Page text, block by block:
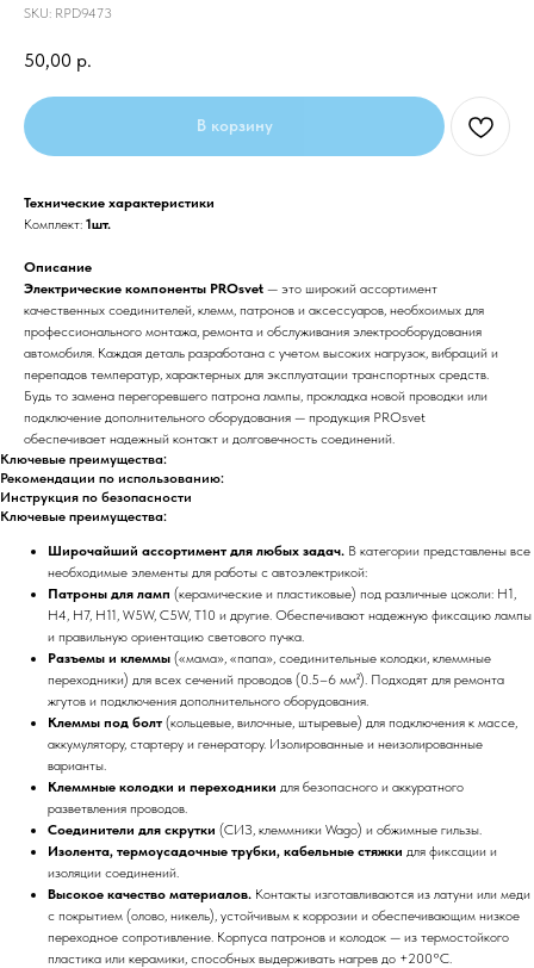
SKU: RPD9473
50,00 р.
В корзину
Технические характеристики
Комплект: 1шт.
Описание
Электрические компоненты PROsvet — это широкий ассортимент
качественных соединителей, клемм, патронов и аксессуаров, необхоимых для
профессионального монтажа, ремонта и обслуживания электрооборудования
автомобиля. Каждая деталь разработана с учетом высоких нагрузок, вибраций и
перепадов температур, характерных для эксплуатации транспортных средств.
Будь то замена перегоревшего патрона лампы, прокладка новой проводки или
подключение дополнительного оборудования — продукция PROsvet
обеспечивает надежный контакт и долговечность соединений.
Ключевые преимущества:
Рекомендации по использованию:
Инструкция по безопасности
Ключевые преимущества:
Широчайший ассортимент для любых задач. В категории представлены все
необходимые элементы для работы с автоэлектрикой:
Патроны для ламп (керамические и пластиковые) под различные цоколи: H1,
H4, H7, H11, W5W, C5W, T10 и другие. Обеспечивают надежную фиксацию лампы
и правильную ориентацию светового пучка.
Разъемы и клеммы («мама», «папа», соединительные колодки, клеммные
переходники) для всех сечений проводов (0.5–6 мм²). Подходят для ремонта
жгутов и подключения дополнительного оборудования.
Клеммы под болт (кольцевые, вилочные, штыревые) для подключения к массе,
аккумулятору, стартеру и генератору. Изолированные и неизолированные
варианты.
Клеммные колодки и переходники для безопасного и аккуратного
разветвления проводов.
Соединители для скрутки (СИЗ, клеммники Wago) и обжимные гильзы.
Изолента, термоусадочные трубки, кабельные стяжки для фиксации и
изоляции соединений.
Высокое качество материалов. Контакты изготавливаются из латуни или меди
с покрытием (олово, никель), устойчивым к коррозии и обеспечивающим низкое
переходное сопротивление. Корпуса патронов и колодок — из термостойкого
пластика или керамики, способных выдерживать нагрев до +200°C.